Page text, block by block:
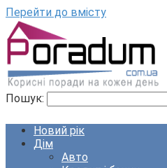
Перейти до вмісту
Пошук:
Новий рік
Дім
Авто